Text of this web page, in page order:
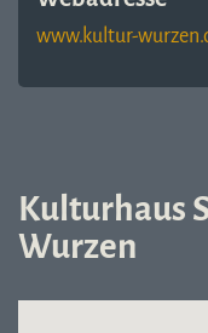
www.kultur-
Kulturhaus
Wurzen